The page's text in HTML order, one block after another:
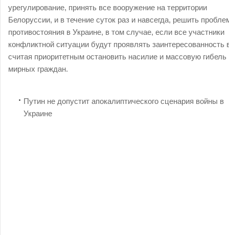
урегулирование, принять все вооружение на территории
Белоруссии, и в течение суток раз и навсегда, решить
противостояния в Украине, в том случае, если все участники
конфликтной ситуации будут проявлять заинтересованность
считая приоритетным остановить насилие и массовую гибель
мирных граждан.
Путин не допустит апокалиптического сценария войны в
Украине